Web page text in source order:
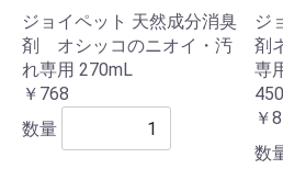
ジョイペット 天然成分消臭
剤 オシッコのニオイ・汚
れ専用 270mL
￥768
数量
ジ
剤
専
￥
数